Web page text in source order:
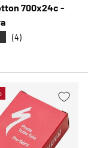
700x24c -
(4)